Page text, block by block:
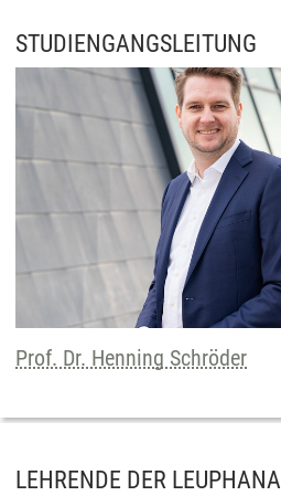
STUDIENGANGSLEITUNG
Prof. Dr. Henning Schröder
LEHRENDE DER LEUPHANA